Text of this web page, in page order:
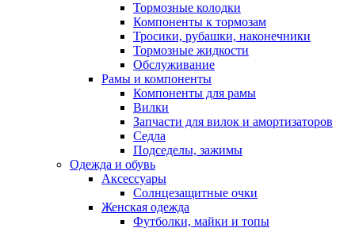
Тормозные колодки
Компоненты к тормозам
Тросики, рубашки, наконечники
Тормозные жидкости
Обслуживание
Рамы и компоненты
Компоненты для рамы
Вилки
Запчасти для вилок и амортизаторов
Седла
Подседелы, зажимы
Одежда и обувь
Аксессуары
Солнцезащитные очки
Женская одежда
Футболки, майки и топы